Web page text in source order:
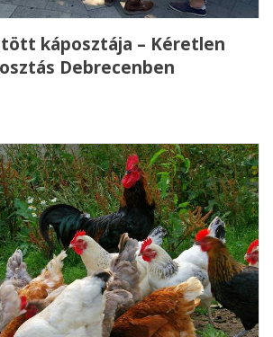
káposztája – Kéretlen
Debrecenben